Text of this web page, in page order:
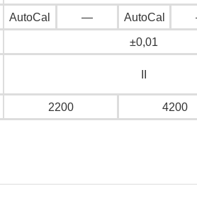
AutoCal — AutoCal
±0,01
2200 4200